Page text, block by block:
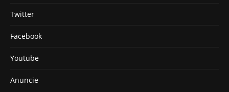
Twitter
Facebook
Youtube
Anuncie